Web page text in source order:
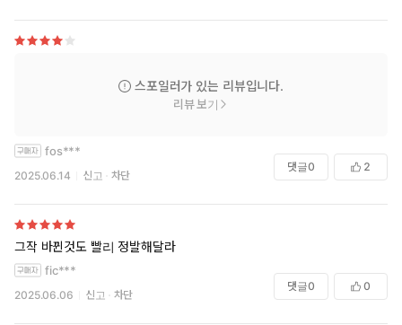
스포일러가 있는 리뷰입니다.
리뷰 보기
fos***
2025.06.14 신고 차단
댓글0 2
그작 바뀐것도 빨리 정발해달라
fic***
2025.06.06 신고 차단
댓글0 0